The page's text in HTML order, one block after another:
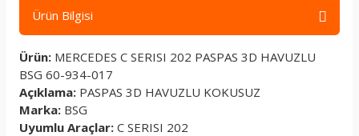
Ürün Bilgisi
Ürün: MERCEDES C SERISI 202 PASPAS 3D HAVUZLU
BSG 60-934-017
Açıklama: PASPAS 3D HAVUZLU KOKUSUZ
Marka: BSG
Uyumlu Araçlar: C SERISI 202